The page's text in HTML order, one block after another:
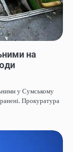
на
у Сумському
Прокуратура